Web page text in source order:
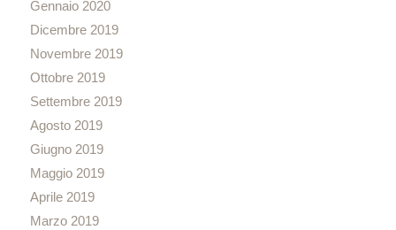
Gennaio 2020
Dicembre 2019
Novembre 2019
Ottobre 2019
Settembre 2019
Agosto 2019
Giugno 2019
Maggio 2019
Aprile 2019
Marzo 2019